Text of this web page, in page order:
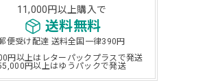
11,000円以上購入で
送料無料
便受け配達 送料全国一律390円
円以上はレターパックプラスで発送
円以上はゆうパックで発送